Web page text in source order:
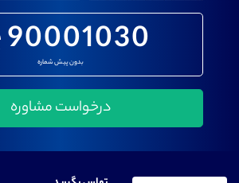
90001030
بدون پیش شماره